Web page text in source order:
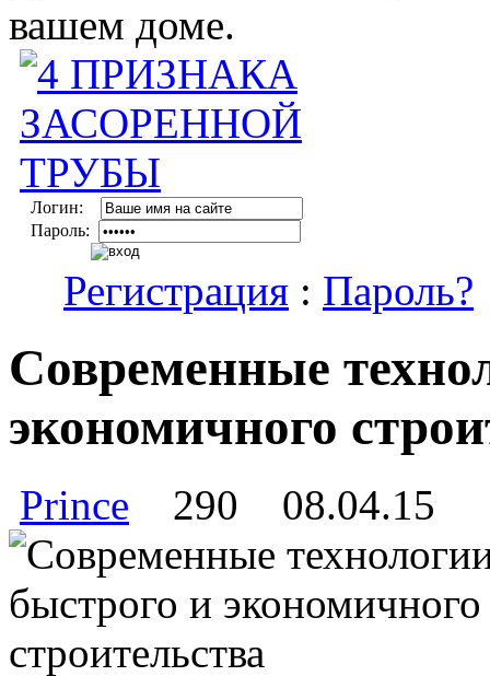
вашем доме.
Логин:
Пароль:
Регистрация : Пароль?
Современные
экономичного
Prince 290 08.04.15